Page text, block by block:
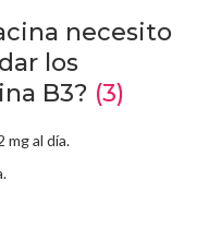
necesito
los
B3? (3)
mg al día.